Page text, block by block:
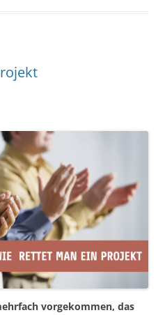
vorgekommen, das